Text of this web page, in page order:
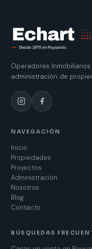
Operadores
administración de
NAVEGACIÓN
Inicio
Propiedades
Proyectos
Administración
Nosotros
Blog
Contacto
BÚSQUEDAS